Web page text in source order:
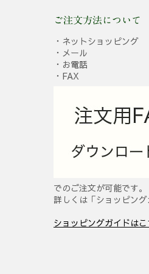
ご注文方法について
・ネットショッピング
・メール
・お電話
・FAX
でのご注文が可能です。
詳しくは「ショッピン
ショッピングガイドはこ